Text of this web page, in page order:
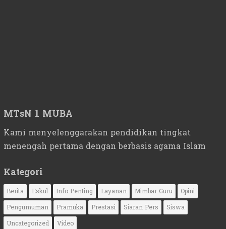
MTsN 1 MUBA
Kami menyelenggarakan pendidikan tingkat
menengah pertama dengan berbasis agama Islam
Kategori
Berita Eskul Info Penting Layanan Mimbar Guru
Opini
Pengumuman
Pramuka Prestasi Siaran Pers
Siswa
Uncategorized
Video